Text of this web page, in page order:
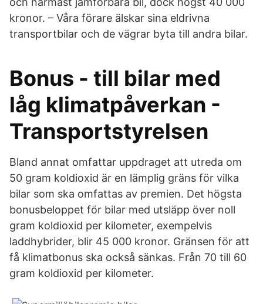
kronor. – Våra förare älskar sina eldrivna
transportbilar och de vägrar byta till andra bilar.
Bonus - till bilar med
låg klimatpåverkan -
Transportstyrelsen
Bland annat omfattar uppdraget att utreda om
50 gram koldioxid är en lämplig gräns för vilka
bilar som ska omfattas av premien. Det högsta
bonusbeloppet för bilar med utsläpp över noll
gram koldioxid per kilometer, exempelvis
laddhybrider, blir 45 000 kronor. Gränsen för att
få klimatbonus ska också sänkas. Från 70 till 60
gram koldioxid per kilometer.